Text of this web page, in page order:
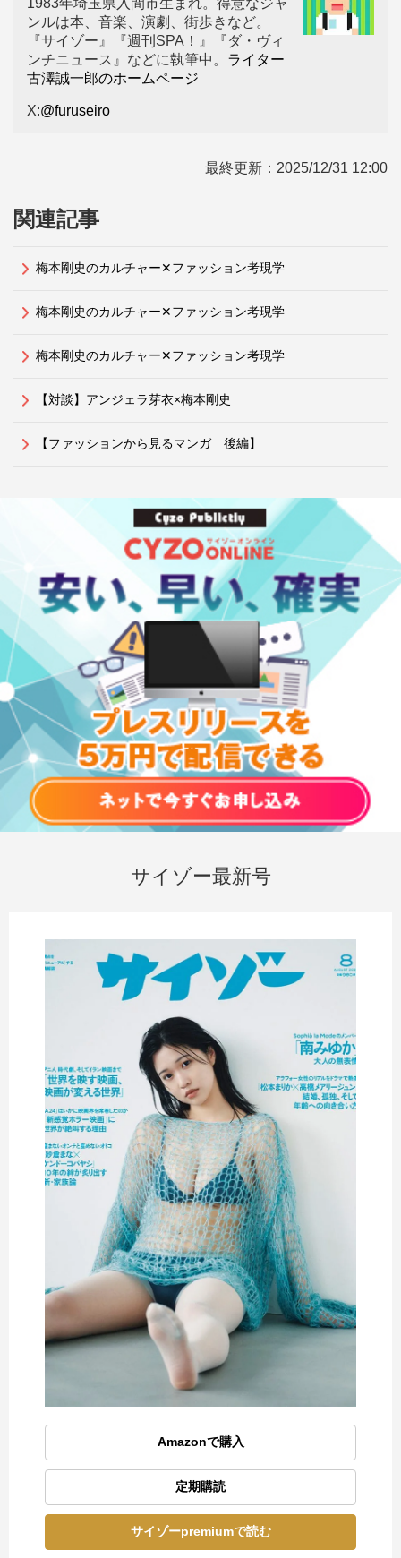
1983年埼玉県入間市生まれ。得意なジャ
ンルは本、音楽、演劇、街歩きなど。
『サイゾー』『週刊SPA！』『ダ・ヴィ
ンチニュース』などに執筆中。 ライター
古澤誠一郎のホームページ
X:@furuseiro
最終更新： 2025/12/31 12:00
関連記事
梅本剛史のカルチャー✕ファッション考現学
梅本剛史のカルチャー✕ファッション考現学
梅本剛史のカルチャー✕ファッション考現学
【対談】アンジェラ芽衣×梅本剛史
【ファッションから見るマンガ 後編】
サイゾー最新号
Amazonで購入
定期購読
サイゾーpremiumで読む